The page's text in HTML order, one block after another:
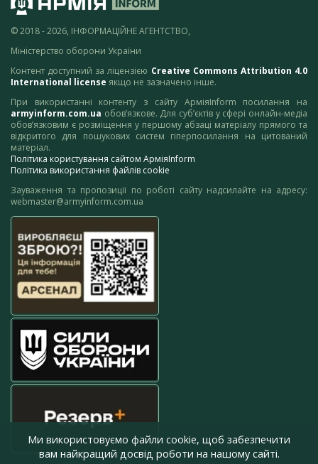
© 2018 - 2026, ІНФОРМАЦІЙНЕ АГЕНТСТВО,
Міністерство оборони України
Контент доступний за ліцензією Creative Commons Attribution 4.0
International license якщо не зазначено інше.
При використанні контенту з сайту АрміяInform посилання на
armyinform.com.ua обов’язкове. Для суб’єктів у сфері онлайн-медіа
обов’язковим є розміщення у першому абзаці матеріалу прямого та
відкритого для пошукових систем гіперпосилання на цитований
матеріал.
Політика користування сайтом АрміяInform
Політика використання файлів cookie
Зауваження та пропозиції по роботі сайту надсилайте на адресу:
webmaster@armyinform.com.ua
Ми використовуємо файли cookie, щоб забезпечити
вам найкращий досвід роботи на нашому сайті.